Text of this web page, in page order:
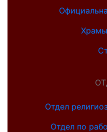
Отдел
Отдел по